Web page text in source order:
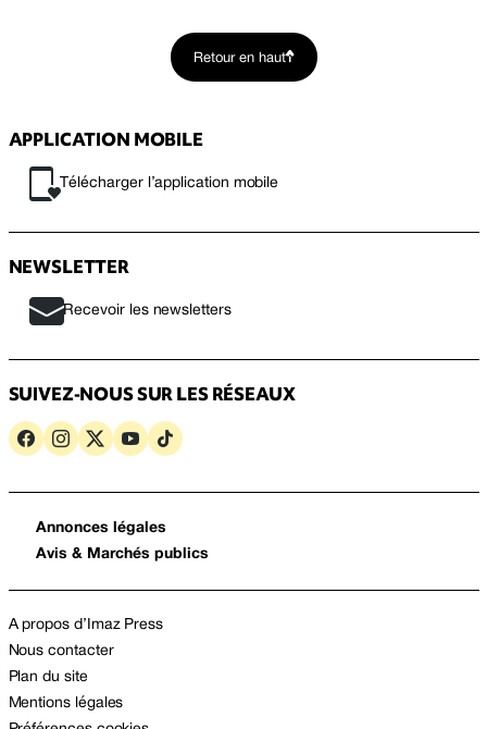
Retour en haut
APPLICATION MOBILE
Télécharger l’application mobile
NEWSLETTER
Recevoir les newsletters
SUIVEZ-NOUS SUR LES RÉSEAUX
Annonces légales
Avis & Marchés publics
A propos d’Imaz Press
Nous contacter
Plan du site
Mentions légales